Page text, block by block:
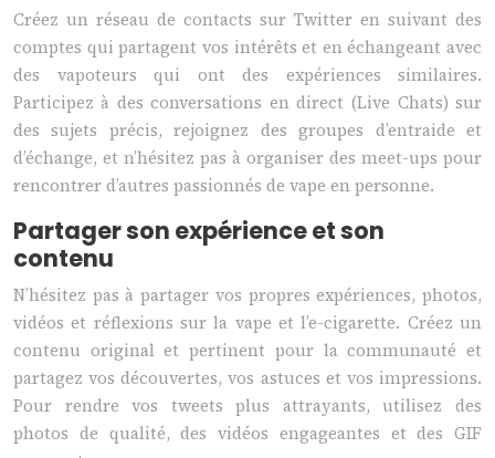
Créez un réseau de contacts sur Twitter en suivant des
comptes qui partagent vos intérêts et en échangeant avec
des vapoteurs qui ont des expériences similaires.
Participez à des conversations en direct (Live Chats) sur
des sujets précis, rejoignez des groupes d’entraide et
d’échange, et n’hésitez pas à organiser des meet-ups pour
rencontrer d’autres passionnés de vape en personne.
Partager son expérience et son
contenu
N’hésitez pas à partager vos propres expériences, photos,
vidéos et réflexions sur la vape et l’e-cigarette. Créez un
contenu original et pertinent pour la communauté et
partagez vos découvertes, vos astuces et vos impressions.
Pour rendre vos tweets plus attrayants, utilisez des
photos de qualité, des vidéos engageantes et des GIF